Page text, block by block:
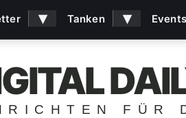
FÜR
▾ Tanken ▾ Events